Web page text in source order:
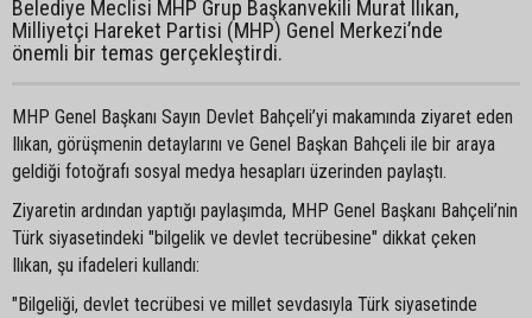
Belediye Meclisi MHP Grup Başkanvekili Murat Ilıkan,
Milliyetçi Hareket Partisi (MHP) Genel Merkezi’nde
önemli bir temas gerçekleştirdi.
MHP Genel Başkanı Sayın Devlet Bahçeli’yi makamında ziyaret eden
Ilıkan, görüşmenin detaylarını ve Genel Başkan Bahçeli ile bir araya
geldiği fotoğrafı sosyal medya hesapları üzerinden paylaştı.
Ziyaretin ardından yaptığı paylaşımda, MHP Genel Başkanı Bahçeli’nin
Türk siyasetindeki "bilgelik ve devlet tecrübesine" dikkat çeken
Ilıkan, şu ifadeleri kullandı:
"Bilgeliği, devlet tecrübesi ve millet sevdasıyla Türk siyasetinde